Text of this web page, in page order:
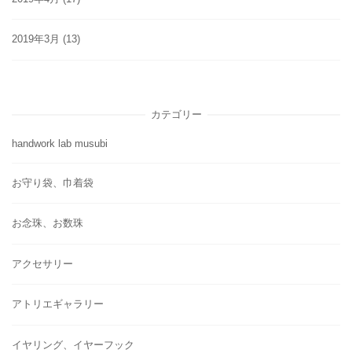
2019年3月 (13)
カテゴリー
handwork lab musubi
お守り袋、巾着袋
お念珠、お数珠
アクセサリー
アトリエギャラリー
イヤリング、イヤーフック